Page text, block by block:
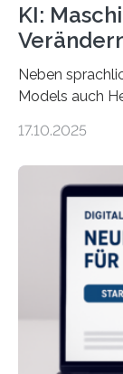
KI:
Neben
Models auch
haben Dr.
und Boris Burr
dafür eine
übermittelt
kann dadurch
einbeziehen,
Einfluss
17.10.2025